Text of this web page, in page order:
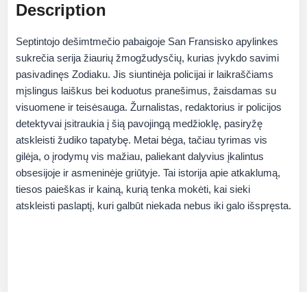
Description
Septintojo dešimtmečio pabaigoje San Fransisko apylinkes
sukrečia serija žiaurių žmogžudysčių, kurias įvykdo savimi
pasivadinęs Zodiaku. Jis siuntinėja policijai ir laikraščiams
mįslingus laiškus bei koduotus pranešimus, žaisdamas su
visuomene ir teisėsauga. Žurnalistas, redaktorius ir policijos
detektyvai įsitraukia į šią pavojingą medžioklę, pasiryžę
atskleisti žudiko tapatybę. Metai bėga, tačiau tyrimas vis
gilėja, o įrodymų vis mažiau, paliekant dalyvius įkalintus
obsesijoje ir asmeninėje griūtyje. Tai istorija apie atkaklumą,
tiesos paieškas ir kainą, kurią tenka mokėti, kai sieki
atskleisti paslaptį, kuri galbūt niekada nebus iki galo išspręsta.